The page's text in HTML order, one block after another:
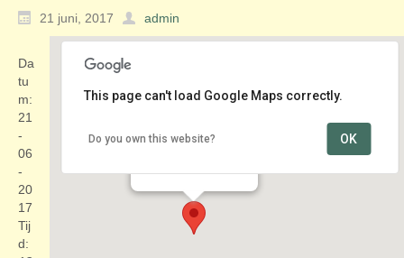
21 juni, 2017 admin
Dorpsstraat
This page can't load Google Maps correctly.
Do you own this website? OK
Da
tu
m:
21
-
06
-
20
17
Tij
d: